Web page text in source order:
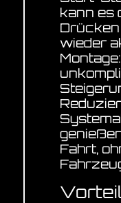
kann es
wieder
Fahrt,